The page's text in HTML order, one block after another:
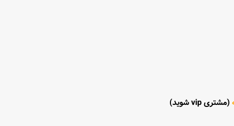
(مشتری vip شوید)